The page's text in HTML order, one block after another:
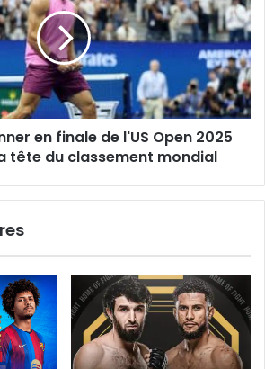
en finale de l'US Open 2025
tête du classement mondial